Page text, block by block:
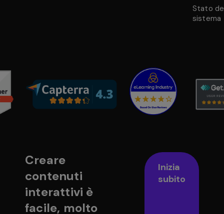
Stato
sistema
Creare
contenuti
interattivi è
facile, molto
Inizia
subito